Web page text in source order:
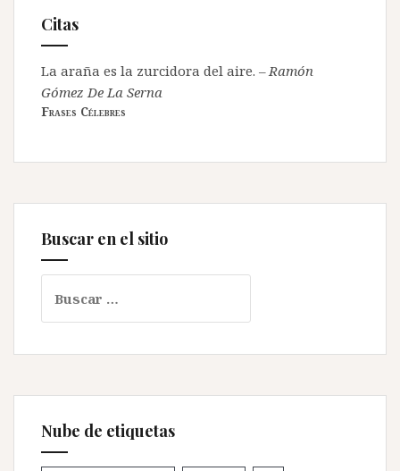
Citas
La araña es la zurcidora del aire. – Ramón
Gómez De La Serna
Frases Célebres
Buscar en el sitio
Nube de etiquetas